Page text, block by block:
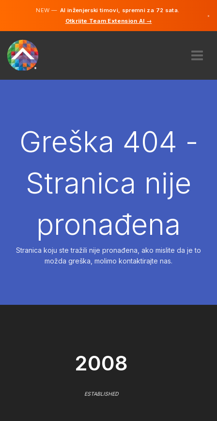
NEW —AI inženjerski timovi, spremni za 72 sata.
Otkrijte Team Extension AI →
×
NAJAMGreška 404 -
Stranica nije
pronađena
Stranica koju ste tražili nije pronađena, ako mislite da je to
možda greška, molimo kontaktirajte nas.
2008
ESTABLISHED